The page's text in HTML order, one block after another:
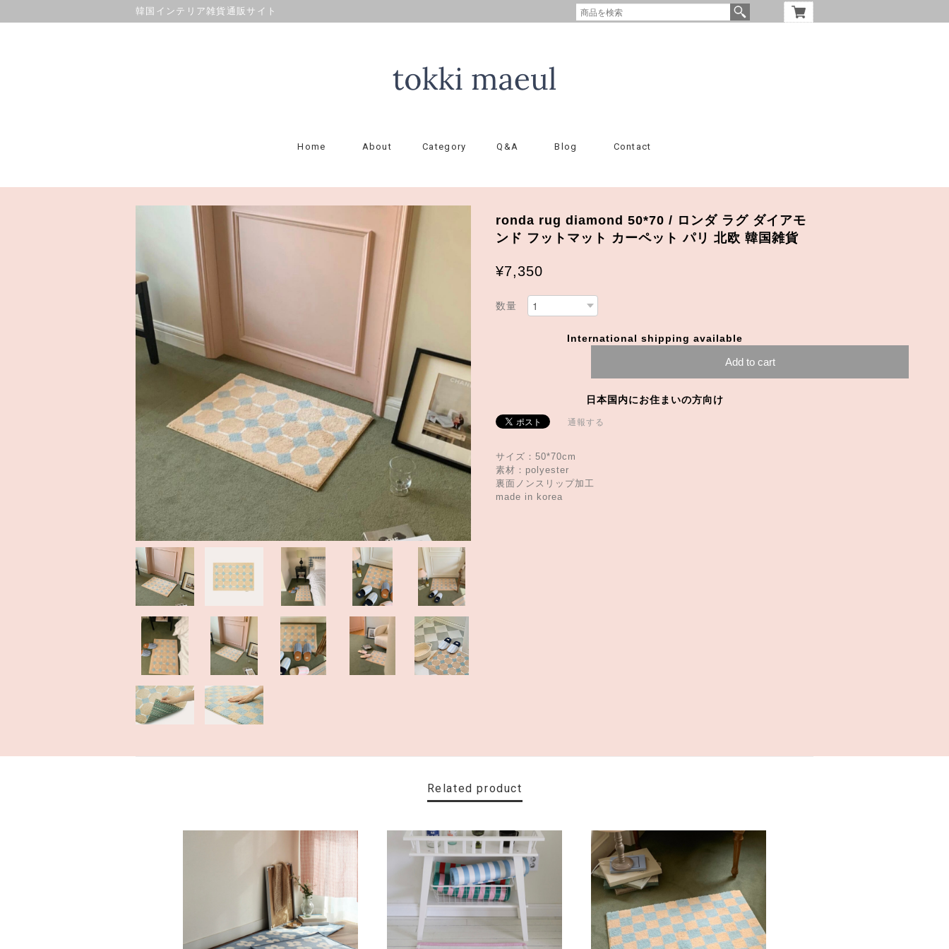
韓国インテリア雑貨通販サイト
Home About Category Q&A Blog Contact
ronda rug diamond 50*70 / ロンダ ラグ ダイアモ
ンド フットマット カーペット パリ 北欧 韓国雑貨
¥7,350
数量
International shipping available
Add to cart
日本国内にお住まいの方向け
通報する
サイズ：50*70cm
素材：polyester
裏面ノンスリップ加工
made in korea
Related product